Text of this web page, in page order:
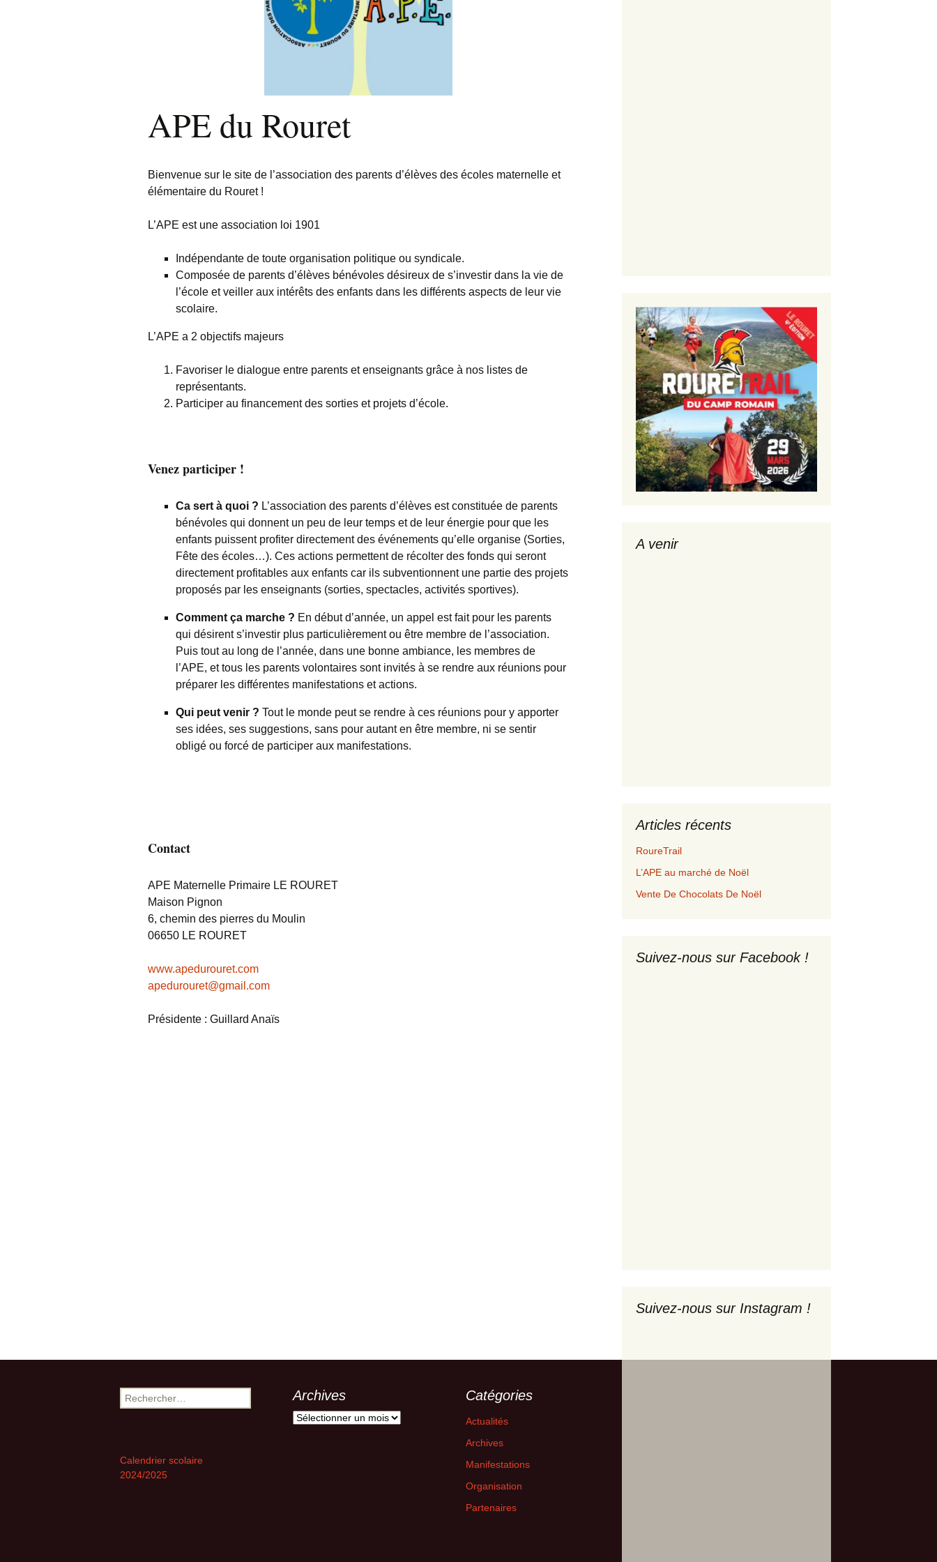
Rejoignez-nous !
Vide-grenier
APE du Rouret
Bienvenue sur le site de l’association des parents d’élèves des écoles maternelle et
élémentaire du Rouret !
L’APE est une association loi 1901
Indépendante de toute organisation politique ou syndicale.
Composée de parents d’élèves bénévoles désireux de s’investir dans la vie de
l’école et veiller aux intérêts des enfants dans les différents aspects de leur vie
scolaire.
L’APE a 2 objectifs majeurs
Favoriser le dialogue entre parents et enseignants grâce à nos listes de
représentants.
Participer au financement des sorties et projets d’école.
Venez participer !
Ca sert à quoi ? L’association des parents d’élèves est constituée de parents
bénévoles qui donnent un peu de leur temps et de leur énergie pour que les
enfants puissent profiter directement des événements qu’elle organise (Sorties,
Fête des écoles…). Ces actions permettent de récolter des fonds qui seront
directement profitables aux enfants car ils subventionnent une partie des projets
proposés par les enseignants (sorties, spectacles, activités sportives).
Comment ça marche ? En début d’année, un appel est fait pour les parents
qui désirent s’investir plus particulièrement ou être membre de l’association.
Puis tout au long de l’année, dans une bonne ambiance, les membres de
l’APE, et tous les parents volontaires sont invités à se rendre aux réunions pour
préparer les différentes manifestations et actions.
Qui peut venir ? Tout le monde peut se rendre à ces réunions pour y apporter
ses idées, ses suggestions, sans pour autant en être membre, ni se sentir
obligé ou forcé de participer aux manifestations.
Contact
APE Maternelle Primaire LE ROURET
Maison Pignon
6, chemin des pierres du Moulin
06650 LE ROURET
www.apedurouret.com
apedurouret@gmail.com
Présidente : Guillard Anaïs
A venir
Articles récents
RoureTrail
L’APE au marché de Noël
Vente De Chocolats De Noël
Suivez-nous sur Facebook !
Suivez-nous sur Instagram !
Rechercher : Archives
Archives
Catégories
Actualités
Archives
Manifestations
Organisation
Partenaires
Calendrier scolaire
2024/2025